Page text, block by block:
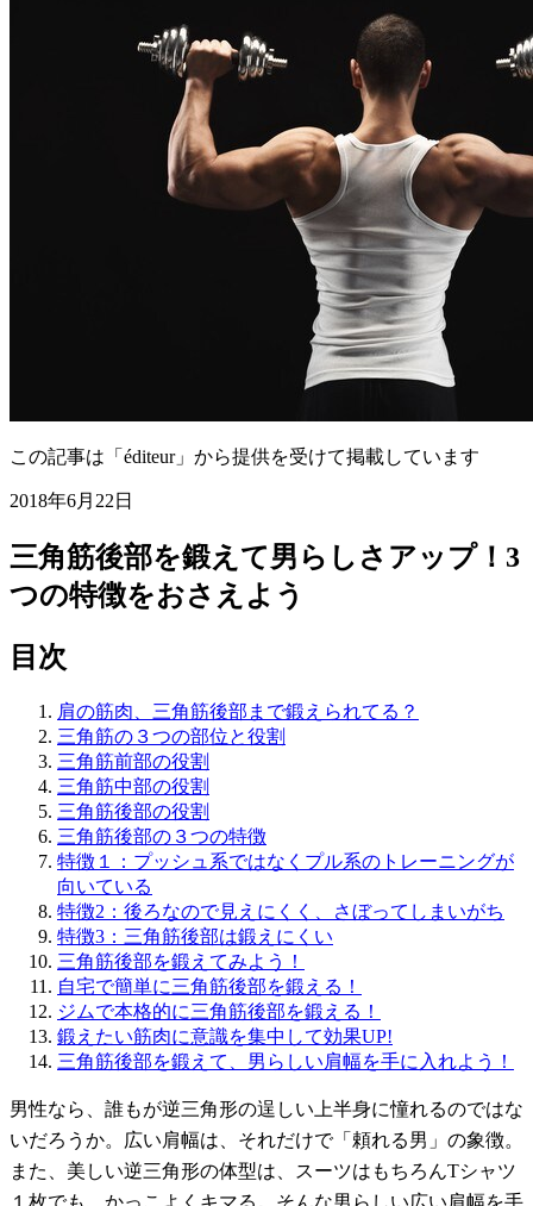
この記事は「éditeur」から提供を受けて掲載しています
2018年6月22日
三角筋後部を鍛えて男らしさアップ！3
つの特徴をおさえよう
目次
肩の筋肉、三角筋後部まで鍛えられてる？
三角筋の３つの部位と役割
三角筋前部の役割
三角筋中部の役割
三角筋後部の役割
三角筋後部の３つの特徴
特徴１：プッシュ系ではなくプル系のトレーニングが
向いている
特徴2：後ろなので見えにくく、さぼってしまいがち
特徴3：三角筋後部は鍛えにくい
三角筋後部を鍛えてみよう！
自宅で簡単に三角筋後部を鍛える！
ジムで本格的に三角筋後部を鍛える！
鍛えたい筋肉に意識を集中して効果UP!
三角筋後部を鍛えて、男らしい肩幅を手に入れよう！
男性なら、誰もが逆三角形の逞しい上半身に憧れるのではな
いだろうか。広い肩幅は、それだけで「頼れる男」の象徴。
また、美しい逆三角形の体型は、スーツはもちろんTシャツ
１枚でも、かっこよくキマる。そんな男らしい広い肩幅を手